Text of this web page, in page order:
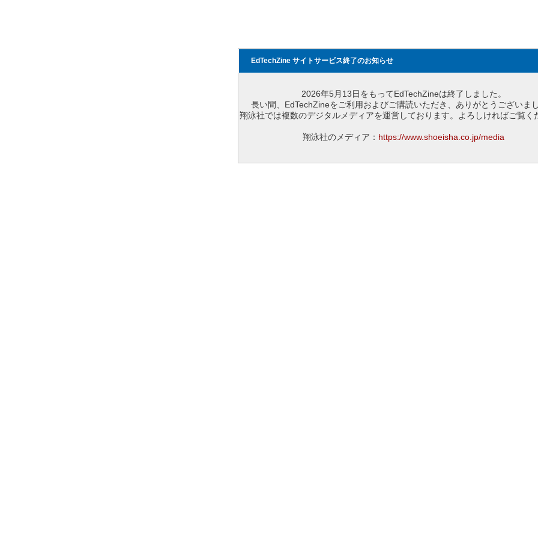
EdTechZine サイトサービス終了のお知らせ
2026年5月13日をもってEdTechZineは終了しました。
長い間、EdTechZineをご利用およびご購読いただき、ありがとうございまし
翔泳社では複数のデジタルメディアを運営しております。よろしければご覧く
翔泳社のメディア： https://www.shoeisha.co.jp/media